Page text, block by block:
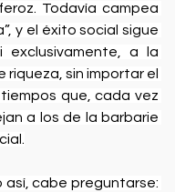
Todavía campea
y el éxito social sigue
exclusivamente, a la
riqueza, sin importar el
que, cada vez
a los de la barbarie
así, cabe preguntarse: